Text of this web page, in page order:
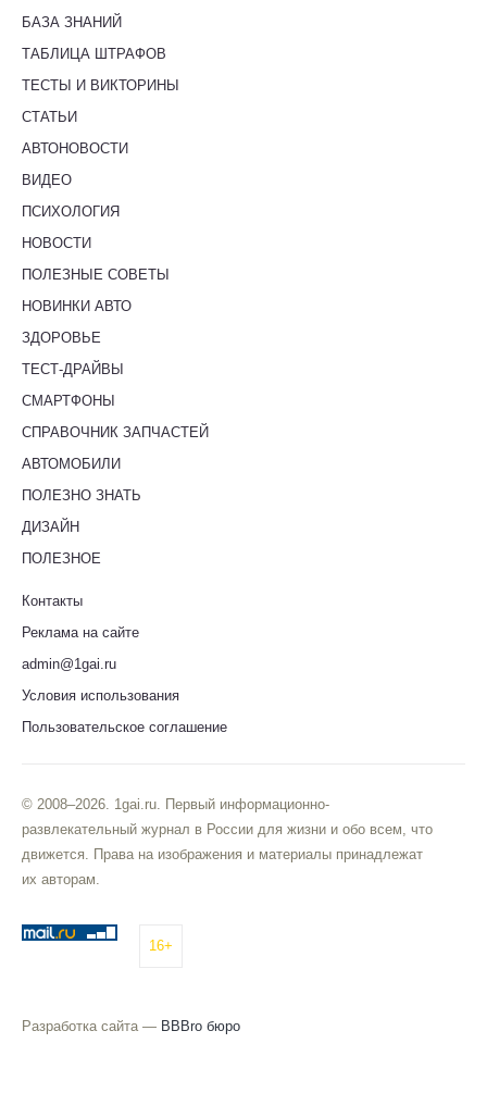
БАЗА ЗНАНИЙ
ТАБЛИЦА ШТРАФОВ
ТЕСТЫ И ВИКТОРИНЫ
СТАТЬИ
АВТОНОВОСТИ
ВИДЕО
ПСИХОЛОГИЯ
НОВОСТИ
ПОЛЕЗНЫЕ СОВЕТЫ
НОВИНКИ АВТО
ЗДОРОВЬЕ
ТЕСТ-ДРАЙВЫ
СМАРТФОНЫ
СПРАВОЧНИК ЗАПЧАСТЕЙ
АВТОМОБИЛИ
ПОЛЕЗНО ЗНАТЬ
ДИЗАЙН
ПОЛЕЗНОЕ
Контакты
Реклама на сайте
admin@1gai.ru
Условия использования
Пользовательское соглашение
© 2008–2026. 1gai.ru. Первый информационно-
развлекательный журнал в России для жизни и обо всем, что
движется. Права на изображения и материалы принадлежат
их авторам.
16+
Разработка сайта — BBBro бюро